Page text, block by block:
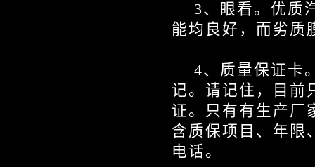
3、眼看。优质
能均良好，而劣质
4、质量保证卡
记。请记住，目前
证。只有有生产厂
含质保项目、年限
电话。